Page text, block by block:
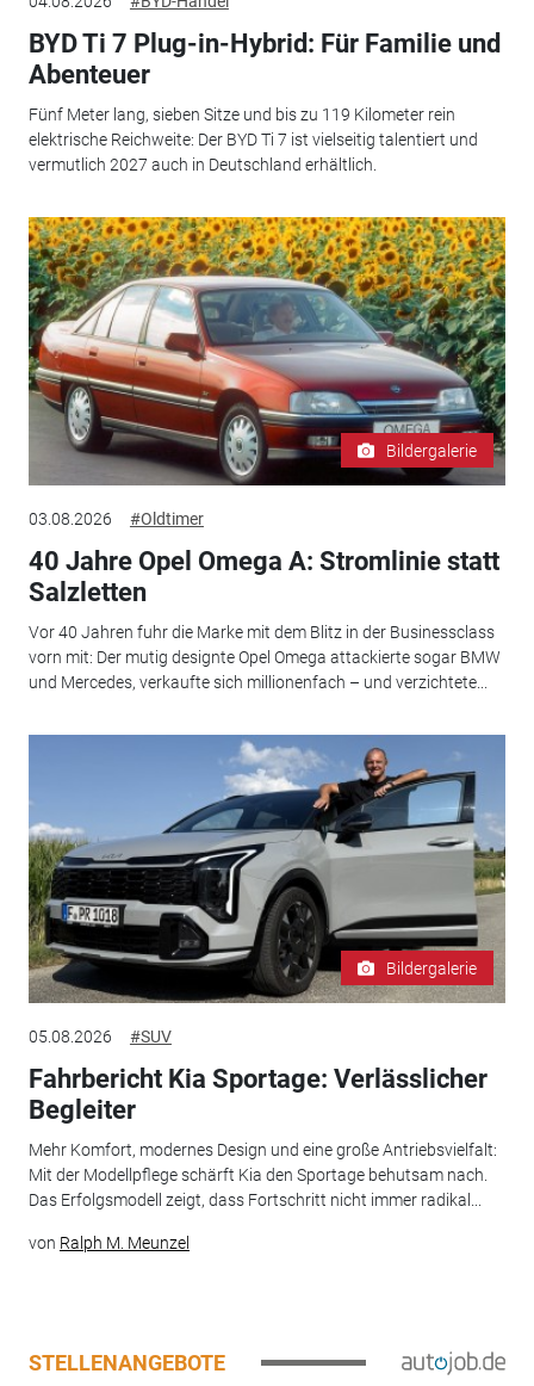
BYD Ti 7 Plug-in-Hybrid: Für Familie und
Abenteuer
Fünf Meter lang, sieben Sitze und bis zu 119 Kilometer rein
elektrische Reichweite: Der BYD Ti 7 ist vielseitig talentiert und
vermutlich 2027 auch in Deutschland erhältlich.
Bildergalerie
03.08.2026 #Oldtimer
40 Jahre Opel Omega A: Stromlinie statt
Salzletten
Vor 40 Jahren fuhr die Marke mit dem Blitz in der Businessclass
vorn mit: Der mutig designte Opel Omega attackierte sogar BMW
und Mercedes, verkaufte sich millionenfach – und verzichtete...
Bildergalerie
05.08.2026 #SUV
Fahrbericht Kia Sportage: Verlässlicher
Begleiter
Mehr Komfort, modernes Design und eine große Antriebsvielfalt:
Mit der Modellpflege schärft Kia den Sportage behutsam nach.
Das Erfolgsmodell zeigt, dass Fortschritt nicht immer radikal...
von Ralph M. Meunzel
STELLENANGEBOTE